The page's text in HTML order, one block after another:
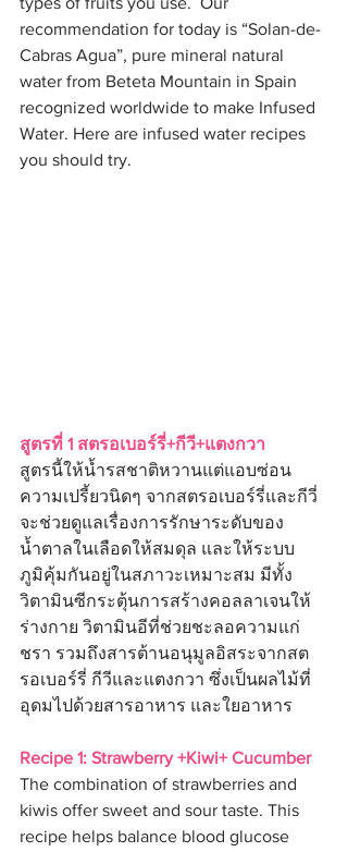
recommendation for today is “Solan-de-
Cabras Agua”, pure mineral natural
water from Beteta Mountain in Spain
recognized worldwide to make Infused
Water. Here are infused water recipes
you should try.
สูตรที่ 1 สตรอเบอร์รี่+กีวี+แตงกวา
สูตรนี้ให้น้ำรสชาติหวานแต่แอบซ่อน
ความเปรี้ยวนิดๆ จากสตรอเบอร์รี่และกีวี่
จะช่วยดูแลเรื่องการรักษาระดับของ
น้ำตาลในเลือดให้สมดุล และให้ระบบ
ภูมิคุ้มกันอยู่ในสภาวะเหมาะสม มีทั้ง
วิตามินซีกระตุ้นการสร้างคอลลาเจนให้
ร่างกาย วิตามินอีที่ช่วยชะลอความแก่
ชรา รวมถึงสารต้านอนุมูลอิสระจากสต
รอเบอร์รี่ กีวีและแตงกวา ซึ่งเป็นผลไม้ที่
อุดมไปด้วยสารอาหาร และใยอาหาร
Recipe 1: Strawberry +Kiwi+ Cucumber
The combination of strawberries and
kiwis offer sweet and sour taste. This
recipe helps balance blood glucose